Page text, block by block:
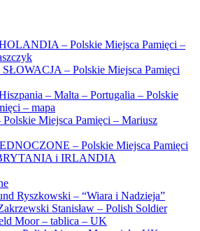
– Polskie Miejsca Pamięci –
– Polskie Miejsca Pamięci
– Malta – Portugalia – Polskie
– mapa
Miejsca Pamięci – Mariusz
– Polskie Miejsca Pamięci
i IRLANDIA
Ryszkowski – “Wiara i Nadzieja”
Stanisław – Polish Soldier
Moor – tablica – UK